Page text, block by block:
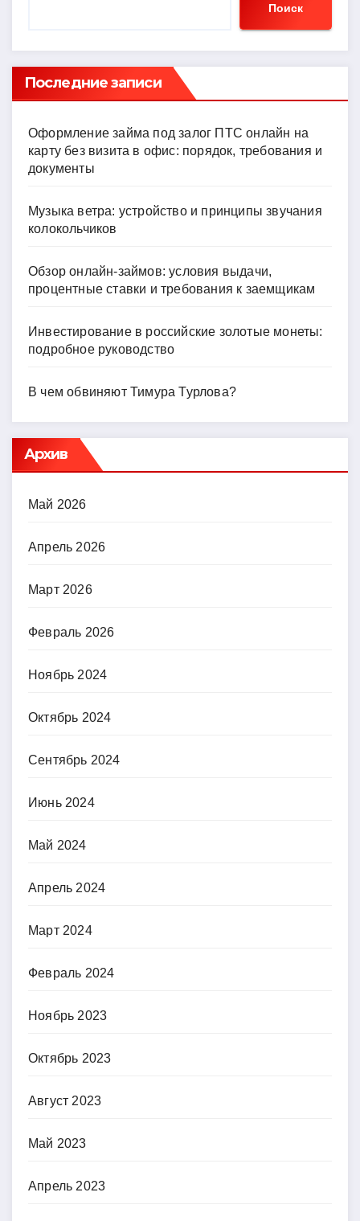
ni
ki
ть
Поиск
Последние записи
Оформление займа под залог ПТС онлайн на
карту без визита в офис: порядок, требования и
документы
Музыка ветра: устройство и принципы звучания
колокольчиков
Обзор онлайн-займов: условия выдачи,
процентные ставки и требования к заемщикам
Инвестирование в российские золотые монеты:
подробное руководство
В чем обвиняют Тимура Турлова?
Архив
Май 2026
Апрель 2026
Март 2026
Февраль 2026
Ноябрь 2024
Октябрь 2024
Сентябрь 2024
Июнь 2024
Май 2024
Апрель 2024
Март 2024
Февраль 2024
Ноябрь 2023
Октябрь 2023
Август 2023
Май 2023
Апрель 2023